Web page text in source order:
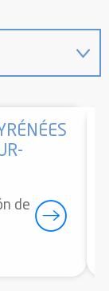
de